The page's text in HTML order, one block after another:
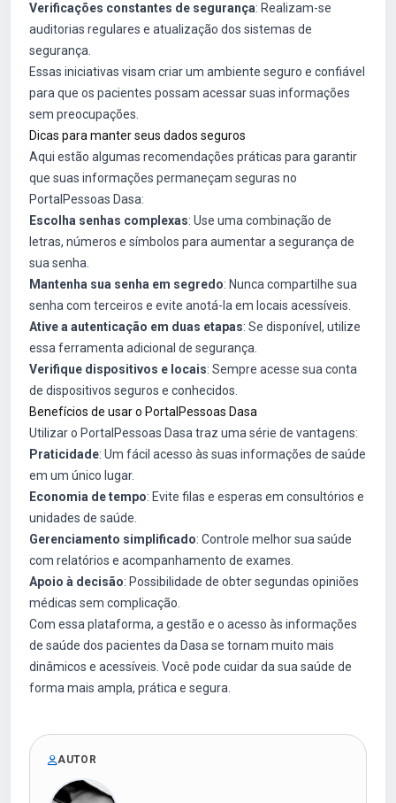
Verificações constantes de segurança: Realizam-se
auditorias regulares e atualização dos sistemas de
segurança.
Essas iniciativas visam criar um ambiente seguro e confiável
para que os pacientes possam acessar suas informações
sem preocupações.
Dicas para manter seus dados seguros
Aqui estão algumas recomendações práticas para garantir
que suas informações permaneçam seguras no
PortalPessoas Dasa:
Escolha senhas complexas: Use uma combinação de
letras, números e símbolos para aumentar a segurança de
sua senha.
Mantenha sua senha em segredo: Nunca compartilhe sua
senha com terceiros e evite anotá-la em locais acessíveis.
Ative a autenticação em duas etapas: Se disponível, utilize
essa ferramenta adicional de segurança.
Verifique dispositivos e locais: Sempre acesse sua conta
de dispositivos seguros e conhecidos.
Benefícios de usar o PortalPessoas Dasa
Utilizar o PortalPessoas Dasa traz uma série de vantagens:
Praticidade: Um fácil acesso às suas informações de saúde
em um único lugar.
Economia de tempo: Evite filas e esperas em consultórios e
unidades de saúde.
Gerenciamento simplificado: Controle melhor sua saúde
com relatórios e acompanhamento de exames.
Apoio à decisão: Possibilidade de obter segundas opiniões
médicas sem complicação.
Com essa plataforma, a gestão e o acesso às informações
de saúde dos pacientes da Dasa se tornam muito mais
dinâmicos e acessíveis. Você pode cuidar da sua saúde de
forma mais ampla, prática e segura.
AUTOR